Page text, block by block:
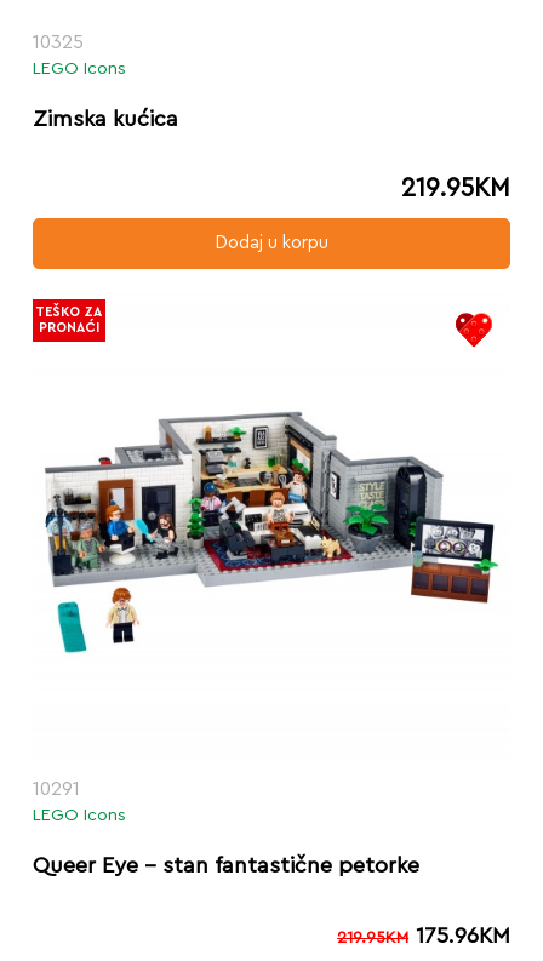
10325
LEGO Icons
Zimska kućica
219.95KM
Dodaj u korpu
10291
LEGO Icons
Queer Eye – stan fantastične petorke
219.95KM 175.96KM
TEŠKO ZA
PRONAĆI